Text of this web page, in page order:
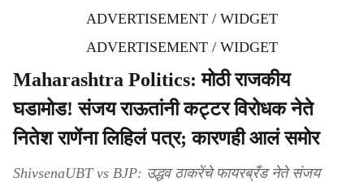
ADVERTISEMENT / WIDGET
ADVERTISEMENT / WIDGET
Maharashtra Politics: मोठी राजकीय
घडामोड! संजय राऊतांनी कट्टर विरोधक नेते
नितेश राणेंना लिहिलं पत्र; कारणही आलं समोर
ShivsenaUBT vs BJP: उद्धव ठाकरेंचे फायरब्रँड नेते संजय